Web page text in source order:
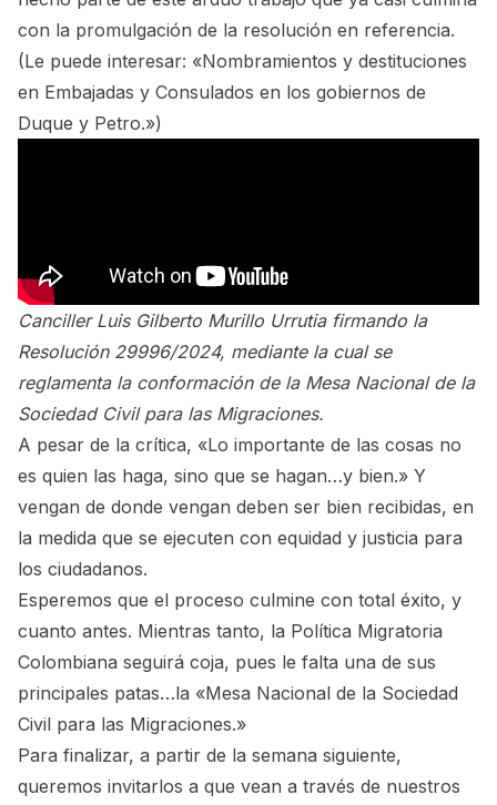
con la promulgación de la resolución en referencia.
(Le puede interesar: «Nombramientos y destituciones
en Embajadas y Consulados en los gobiernos de
Duque y Petro.»)
Canciller Luis Gilberto Murillo Urrutia firmando la
Resolución 29996/2024, mediante la cual se
reglamenta la conformación de la Mesa Nacional de la
Sociedad Civil para las Migraciones.
A pesar de la crítica, «Lo importante de las cosas no
es quien las haga, sino que se hagan…y bien.» Y
vengan de donde vengan deben ser bien recibidas, en
la medida que se ejecuten con equidad y justicia para
los ciudadanos.
Esperemos que el proceso culmine con total éxito, y
cuanto antes. Mientras tanto, la Política Migratoria
Colombiana seguirá coja, pues le falta una de sus
principales patas…la «Mesa Nacional de la Sociedad
Civil para las Migraciones.»
Para finalizar, a partir de la semana siguiente,
queremos invitarlos a que vean a través de nuestros